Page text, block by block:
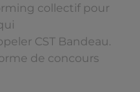
collectif pour
CST Bandeau.
de concours